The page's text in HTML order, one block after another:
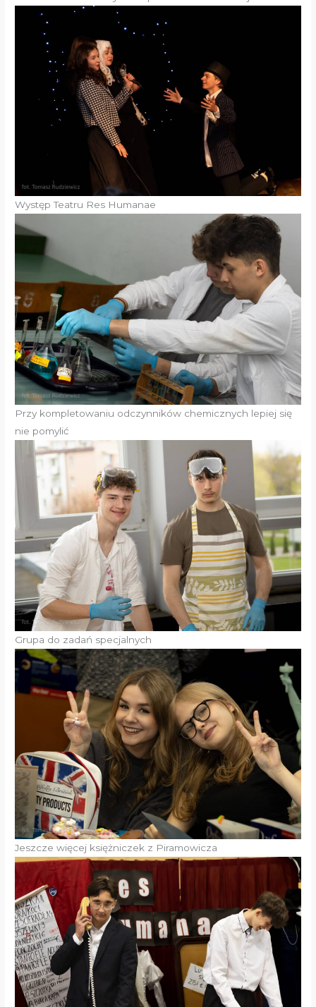
Występ Teatru Res Humanae
Przy kompletowaniu odczynników chemicznych lepiej się
nie pomylić
Grupa do zadań specjalnych
Jeszcze więcej księżniczek z Piramowicza